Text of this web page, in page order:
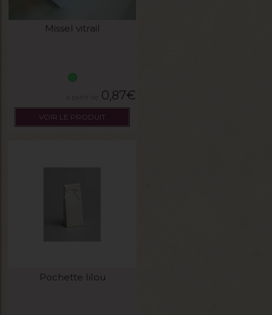
Missel vitrail
0,87€
VOIR LE PRODUIT
Pochette lilou